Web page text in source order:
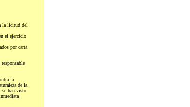
la licitud del
el ejercicio
por carta
la
de la
se han visto